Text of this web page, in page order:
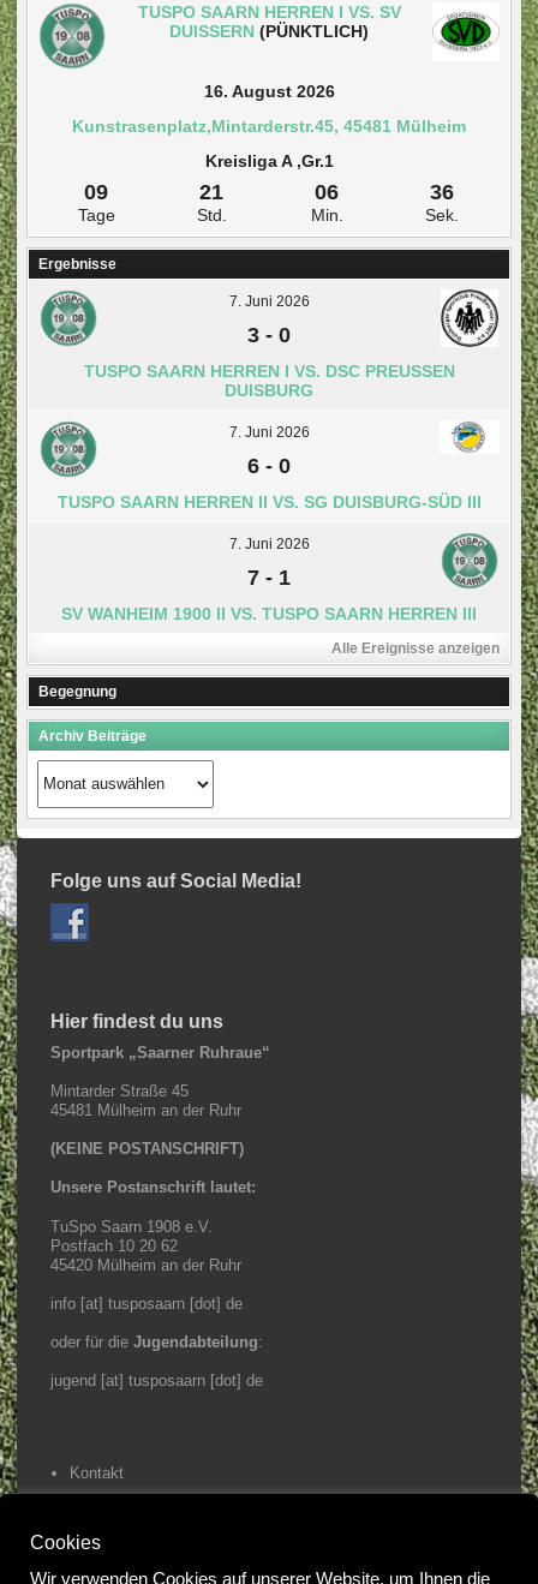
TUSPO SAARN HERREN I VS. SV
DUISSERN (PÜNKTLICH)
16. August 2026
Kunstrasenplatz,Mintarderstr.45, 45481 Mülheim
Kreisliga A ,Gr.1
09
Tage
21
Std.
06
Min.
36
Sek.
Ergebnisse
7. Juni 2026
3 - 0
TUSPO SAARN HERREN I VS. DSC PREUSSEN D
UISBURG
7. Juni 2026
6 - 0
TUSPO SAARN HERREN II VS. SG DUISBURG-SÜD III
7. Juni 2026
7 - 1
SV WANHEIM 1900 II VS. TUSPO SAARN HERREN III
Alle Ereignisse anzeigen
Begegnung
Archiv Beiträge
Archiv
Beiträge
Folge uns auf Social Media!
Hier findest du uns
Sportpark „Saarner Ruhraue“
Mintarder Straße 45
45481 Mülheim an der Ruhr
(KEINE POSTANSCHRIFT)
Unsere Postanschrift lautet:
TuSpo Saarn 1908 e.V.
Postfach 10 20 62
45420 Mülheim an der Ruhr
info [at] tusposaarn [dot] de
oder für die Jugendabteilung:
jugend [at] tusposaarn [dot] de
Kontakt
Home
Cookies
Wir verwenden Cookies auf unserer Website, um Ihnen die